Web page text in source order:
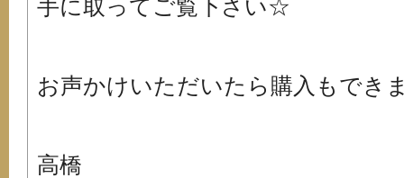
手に取ってご覧下さい☆
お声かけいただいたら購入もでき
高橋